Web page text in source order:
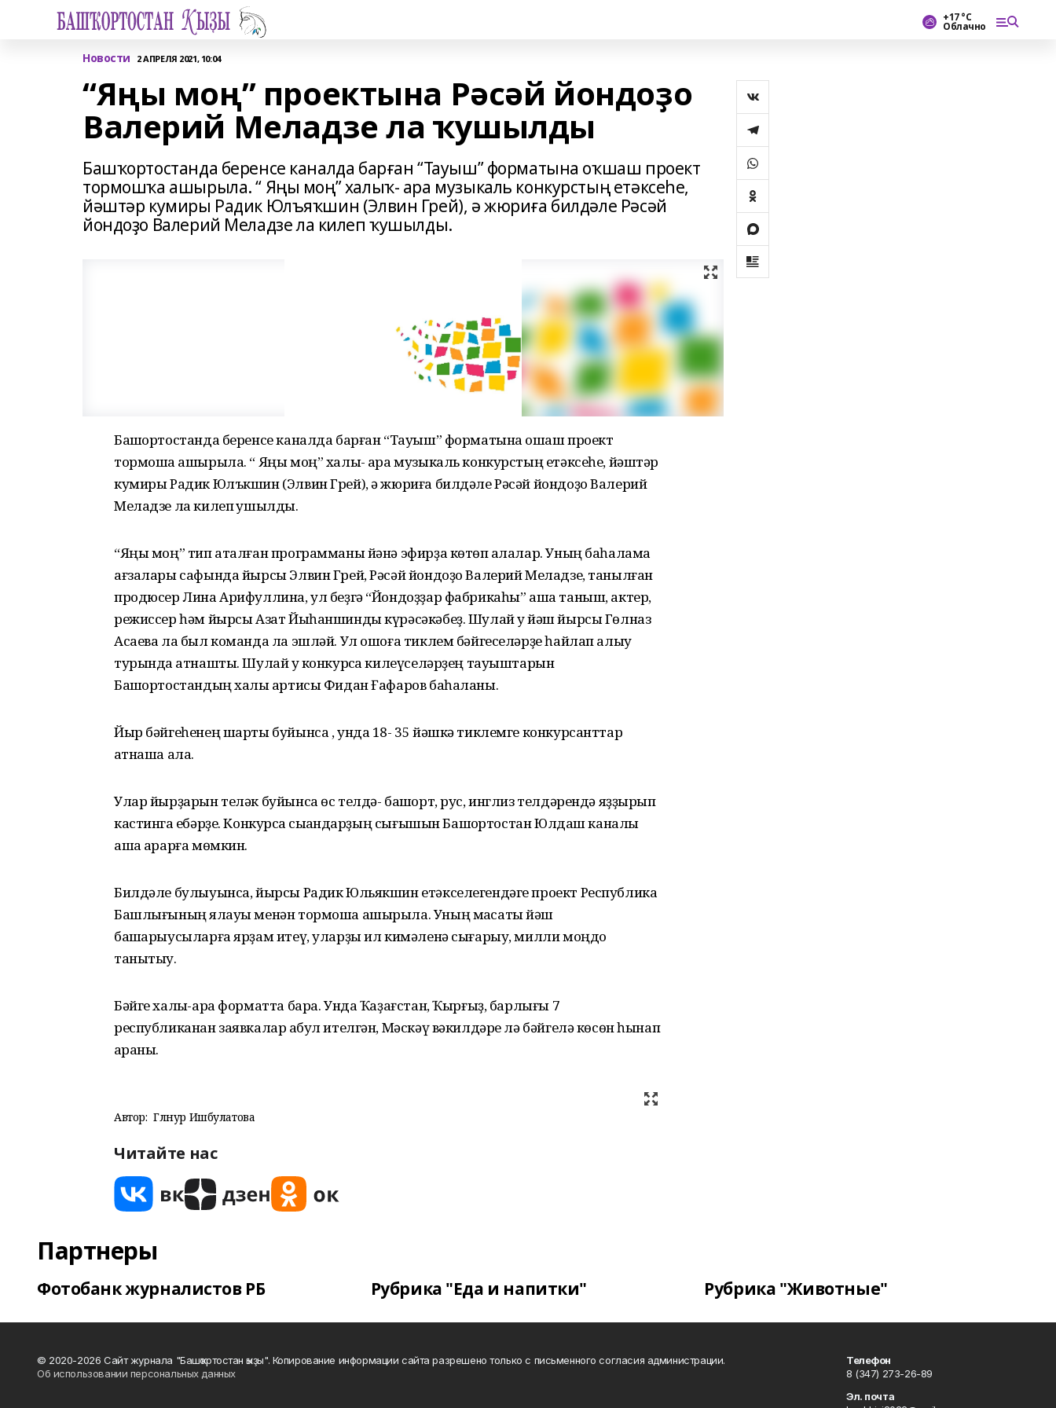
+17 °С
Облачно
Новости 2 АПРЕЛЯ 2021, 10:04
“Яңы моң” проектына Рәсәй йондоҙо
Валерий Меладзе ла ҡушылды
Башҡортостанда беренсе каналда барған “Тауыш” форматына оҡшаш проект
тормошҡа ашырыла. “ Яңы моң” халыҡ- ара музыкаль конкурстың етәксеһе,
йәштәр кумиры Радик Юлъяҡшин (Элвин Грей), ә жюриға билдәле Рәсәй
йондоҙо Валерий Меладзе ла килеп ҡушылды.
Башҡортостанда беренсе каналда барған “Тауыш” форматына оҡшаш проект
тормошҡа ашырыла. “ Яңы моң” халыҡ- ара музыкаль конкурстың етәксеһе, йәштәр
кумиры Радик Юлъкшин (Элвин Грей), ә жюриға билдәле Рәсәй йондоҙо Валерий
Меладзе ла килеп ҡушылды.
“Яңы моң” тип аталған программаны йәнә эфирҙа көтөп ҡалалар. Уның баһалама
ағзалары сафында йырсы Элвин Грей, Рәсәй йондоҙо Валерий Меладзе, танылған
продюсер Лина Арифуллина, ул беҙгә “Йондоҙҙар фабрикаһы” аша таныш, актер,
режиссер һәм йырсы Азат Йыһаншинды күрәсәкәбеҙ. Шулай уҡ йәш йырсы Гөлназ
Асаева ла был команда ла эшләй. Ул ошоға тиклем бәйгеселәрҙе һайлап алыу
турында ҡатнашты. Шулай уҡ конкурсҡа килеүселәрҙең тауыштарын
Башҡортостандың халыҡ артисы Фидан Ғафаров баһаланы.
Йыр бәйгеһенең шарты буйынса , унда 18- 35 йәшкә тиклемге конкурсанттар
ҡатнаша ала.
Улар йырҙарын теләк буйынса өс телдә- башҡорт, рус, инглиз телдәрендә яҙҙырып
кастингҡа ебәрҙе. Конкурсҡа сыҡҡандарҙың сығышын Башҡортостан Юлдаш каналы
аша ҡарарға мөмкин.
Билдәле булыуынса, йырсы Радик Юльякшин етәкселегендәге проект Республика
Башлығының яҡлауы менән тормоша ашырыла. Уның маҡсаты йәш
башҡарыусыларға ярҙам итеү, уларҙы ил кимәленә сығарыу, милли моңдо
танытыу.
Бәйге халыҡ-ара форматта бара. Унда Ҡаҙағстан, Ҡырғыҙ, барлығы 7
республиканан заявкалар ҡабул ителгән, Мәскәү вәкилдәре лә бәйгелә көсөн һынап
ҡараны.
Автор: Гөлнур Ишбулатова
Читайте нас
Партнеры
Фотобанк журналистов РБ Рубрика "Еда и напитки" Рубрика "Животные"
© 2020-2026 Сайт журнала "Башҡортостан ҡыҙы". Копирование информации сайта разрешено только с письменного согласия администрации.
Об использовании персональных данных
Телефон
8 (347) 273-26-89
Эл. почта